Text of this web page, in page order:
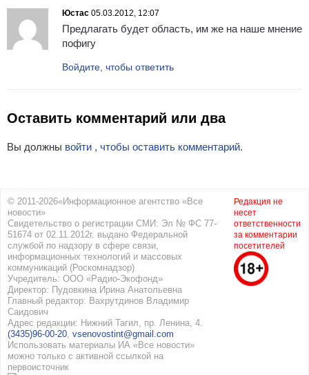
Юстас 05.03.2012, 12:07
Предлагать будет область, им же на наше мнение
пофигу
Войдите, чтобы ответить
Оставить комментарий или два
Вы должны войти , чтобы оставить комментарий.
© 2011-2026«Информационное агентство «Все
новости»
Свидетельство о регистрации СМИ: Эл № ФС 77-
51674 от 02.11.2012г. выдано Федеральной
службой по надзору в сфере связи,
информационных технологий и массовых
коммуникаций (Роскомнадзор)
Учредитель: ООО «Радио-Экофонд»
Директор: Пудовкина Ирина Анатольевна
Главный редактор: Вахрутдинов Владимир
Саидович
Адрес редакции: Нижний Тагил, пр. Ленина, 4.
(3435)96-00-20, vsenovostint@gmail.com
Использовать материалы ИА «Все новости»
можно только с активной ссылкой на
первоисточник
Редакция не
несет
ответственности
за комментарии
посетителей